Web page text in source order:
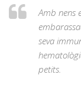
Amb nens
seva
petits.